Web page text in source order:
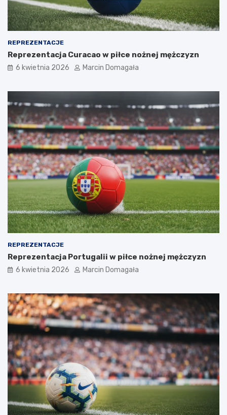
REPREZENTACJE
Reprezentacja Curacao w piłce nożnej mężczyzn
6 kwietnia 2026 Marcin Domagała
REPREZENTACJE
Reprezentacja Portugalii w piłce nożnej mężczyzn
6 kwietnia 2026 Marcin Domagała